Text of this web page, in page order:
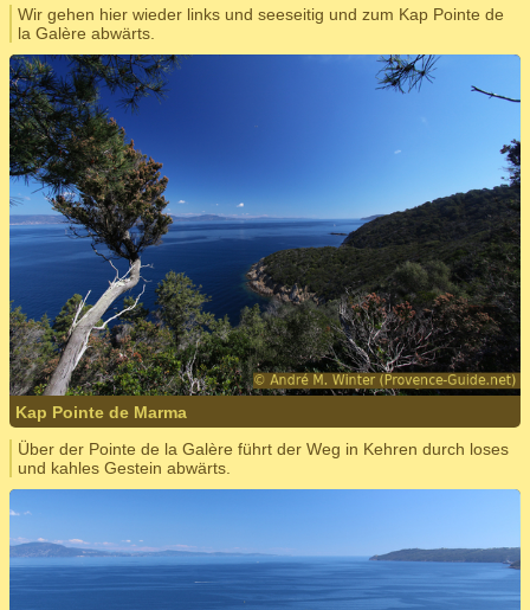
Wir gehen hier wieder links und seeseitig und zum Kap Pointe de
la Galère abwärts.
Kap Pointe de Marma
Über der Pointe de la Galère führt der Weg in Kehren durch loses
und kahles Gestein abwärts.